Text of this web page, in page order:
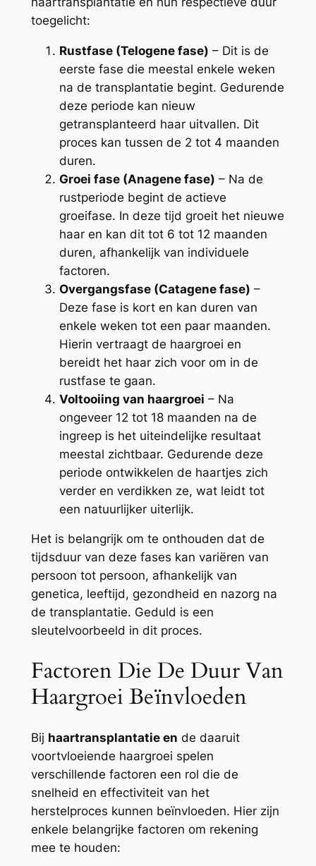
toegelicht:
Rustfase (Telogene fase) – Dit is de
eerste fase die meestal enkele weken
na de transplantatie begint. Gedurende
deze periode kan nieuw
getransplanteerd haar uitvallen. Dit
proces kan tussen de 2 tot 4 maanden
duren.
Groei fase (Anagene fase) – Na de
rustperiode begint de actieve
groeifase. In deze tijd groeit het nieuwe
haar en kan dit tot 6 tot 12 maanden
duren, afhankelijk van individuele
factoren.
Overgangsfase (Catagene fase) –
Deze fase is kort en kan duren van
enkele weken tot een paar maanden.
Hierin vertraagt de haargroei en
bereidt het haar zich voor om in de
rustfase te gaan.
Voltooiing van haargroei – Na
ongeveer 12 tot 18 maanden na de
ingreep is het uiteindelijke resultaat
meestal zichtbaar. Gedurende deze
periode ontwikkelen de haartjes zich
verder en verdikken ze, wat leidt tot
een natuurlijker uiterlijk.
Het is belangrijk om te onthouden dat de
tijdsduur van deze fases kan variëren van
persoon tot persoon, afhankelijk van
genetica, leeftijd, gezondheid en nazorg na
de transplantatie. Geduld is een
sleutelvoorbeeld in dit proces.
Factoren Die De Duur Van
Haargroei Beïnvloeden
Bij haartransplantatie en de daaruit
voortvloeiende haargroei spelen
verschillende factoren een rol die de
snelheid en effectiviteit van het
herstelproces kunnen beïnvloeden. Hier zijn
enkele belangrijke factoren om rekening
mee te houden: